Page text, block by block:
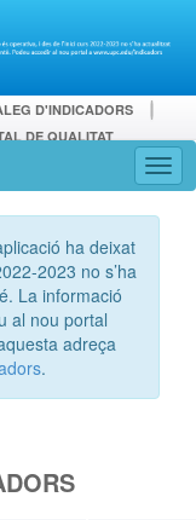
D'INDICADORS
DE QUALITAT
ha deixat
2023 no s’ha
La informació
al nou portal
adreça
.